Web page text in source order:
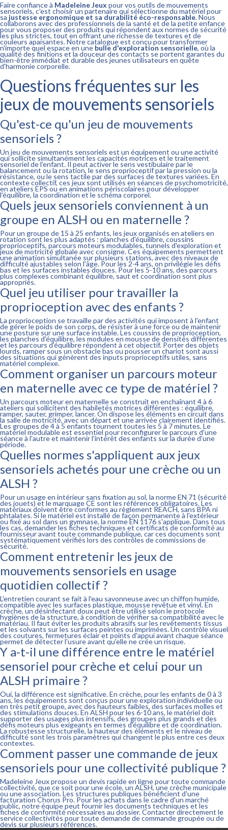
Faire confiance à Madeleine Jeux pour vos outils de mouvements
sensoriels, c'est choisir un partenaire qui sélectionne du matériel pour
sa justesse ergonomique et sa durabilité éco-responsable. Nous
collaborons avec des professionnels de la santé et de la petite enfance
pour vous proposer des produits qui répondent aux normes de sécurité
les plus strictes, tout en offrant une richesse de textures et de
couleurs apaisantes. Notre catalogue est conçu pour transformer
n'importe quel espace en une bulle d'exploration sensorielle, où la
qualité des finitions et la douceur des contacts se portent garantes du
bien-être immédiat et durable des jeunes utilisateurs en quête
d'harmonie corporelle.
Questions fréquentes sur les
jeux de mouvements sensoriels
Qu'est-ce qu'un jeu de mouvements
sensoriels ?
Un jeu de mouvements sensoriels est un équipement ou une activité
qui sollicite simultanément les capacités motrices et le traitement
sensoriel de l'enfant. Il peut activer le sens vestibulaire par le
balancement ou la rotation, le sens proprioceptif par la pression ou la
résistance, ou le sens tactile par des surfaces de textures variées. En
contexte collectif, ces jeux sont utilisés en séances de psychomotricité,
en ateliers EPS ou en animations périscolaires pour développer
l'équilibre, la coordination et le schéma corporel.
Quels jeux sensoriels conviennent à un
groupe en ALSH ou en maternelle ?
Pour un groupe de 15 à 25 enfants, les jeux organisés en ateliers en
rotation sont les plus adaptés : planches d'équilibre, coussins
proprioceptifs, parcours moteurs modulables, tunnels d'exploration et
jeux de motricité globale avec consigne. Ces équipements permettent
une animation simultanée sur plusieurs stations, avec des niveaux de
difficulté ajustables selon l'âge. Pour les 2-4 ans, on privilégie les défis
bas et les surfaces instables douces. Pour les 5-10 ans, des parcours
plus complexes combinant équilibre, saut et coordination sont plus
appropriés.
Quel jeu utiliser pour travailler la
proprioception avec des enfants ?
La proprioception se travaille par des activités qui imposent à l'enfant
de gérer le poids de son corps, de résister à une force ou de maintenir
une posture sur une surface instable. Les coussins de proprioception,
les planches d'équilibre, les modules en mousse de densités différentes
et les parcours d'équilibre répondent à cet objectif. Porter des objets
lourds, ramper sous un obstacle bas ou pousser un chariot sont aussi
des situations qui génèrent des inputs proprioceptifs utiles, sans
matériel complexe.
Comment organiser un parcours moteur
en maternelle avec ce type de matériel ?
Un parcours moteur en maternelle se construit en enchaînant 4 à 6
ateliers qui sollicitent des habiletés motrices différentes : équilibre,
ramper, sauter, grimper, lancer. On dispose les éléments en circuit dans
la salle de motricité, avec un départ et une arrivée clairement identifiés.
Les groupes de 4 à 5 enfants tournent toutes les 5 à 7 minutes. Le
matériel modulable est essentiel pour reconfigurer le parcours d'une
séance à l'autre et maintenir l'intérêt des enfants sur la durée d'une
période.
Quelles normes s'appliquent aux jeux
sensoriels achetés pour une crèche ou un
ALSH ?
Pour un usage en intérieur sans fixation au sol, la norme EN 71 (sécurité
des jouets) et le marquage CE sont les références obligatoires. Les
matériaux doivent être conformes au règlement REACH, sans BPA ni
phtalates. Si le matériel est installé de façon permanente à l'extérieur
ou fixé au sol dans un gymnase, la norme EN 1176 s'applique. Dans tous
les cas, demander les fiches techniques et certificats de conformité au
fournisseur avant toute commande publique, car ces documents sont
systématiquement vérifiés lors des contrôles de commissions de
sécurité.
Comment entretenir les jeux de
mouvements sensoriels en usage
quotidien collectif ?
L'entretien courant se fait à l'eau savonneuse avec un chiffon humide,
compatible avec les surfaces plastique, mousse revêtue et vinyl. En
crèche, un désinfectant doux peut être utilisé selon le protocole
hygiènes de la structure, à condition de vérifier sa compatibilité avec le
matériau. Il faut éviter les produits abrasifs sur les revêtements tissus
et les solvants sur les surfaces peintes ou imprimées. Un contrôle visuel
des coutures, fermetures éclair et points d'appui avant chaque séance
permet de détecter l'usure avant qu'elle ne crée un risque.
Y a-t-il une différence entre le matériel
sensoriel pour crèche et celui pour un
ALSH primaire ?
Oui, la différence est significative. En crèche, pour les enfants de 0 à 3
ans, les équipements sont conçus pour une exploration individuelle ou
en très petit groupe, avec des hauteurs faibles, des surfaces molles et
des stimulations douces. En ALSH pour les 6-10 ans, le matériel doit
supporter des usages plus intensifs, des groupes plus grands et des
défis moteurs plus exigeants en termes d'équilibre et de coordination.
La robustesse structurelle, la hauteur des éléments et le niveau de
difficulté sont les trois paramètres qui changent le plus entre ces deux
contextes.
Comment passer une commande de jeux
sensoriels pour une collectivité publique ?
Madeleine Jeux propose un devis rapide en ligne pour toute commande
collectivité, que ce soit pour une école, un ALSH, une crèche municipale
ou une association. Les structures publiques bénéficient d'une
facturation Chorus Pro. Pour les achats dans le cadre d'un marché
public, notre équipe peut fournir les documents techniques et les
fiches de conformité nécessaires au dossier. Contacter directement le
service collectivités pour toute demande de commande groupée ou de
devis sur plusieurs références.